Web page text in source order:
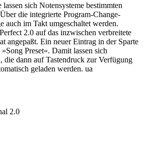
sich Notensysteme bestimmten
die integrierte Program-Change-
auch im Takt umgeschaltet werden.
2.0 auf das inzwischen verbreitete
angepaßt. Ein neuer Eintrag in der Sparte
Preset«. Damit lassen sich
die dann auf Tastendruck zur Verfügung
geladen werden. ua
2.0